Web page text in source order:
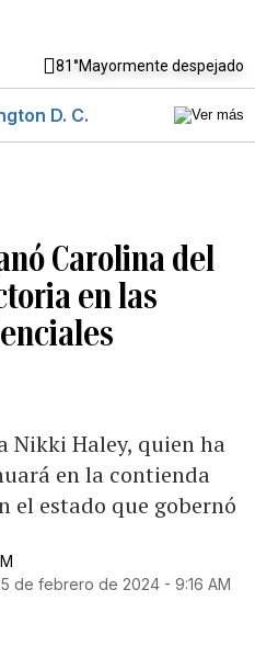
81°Mayormente despejado
D. C.
Carolina del
en las
Nikki Haley, quien ha
en la contienda
el estado que gobernó
de febrero de 2024 - 9:16 AM